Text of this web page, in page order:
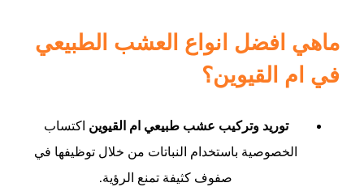
ماهي افضل انواع العشب الطبيعي
في ام القيوين؟
توريد وتركيب عشب طبيعي ام القيوين اكتساب
الخصوصية باستخدام النباتات من خلال توظيفها في
صفوف كثيفة تمنع الرؤية.